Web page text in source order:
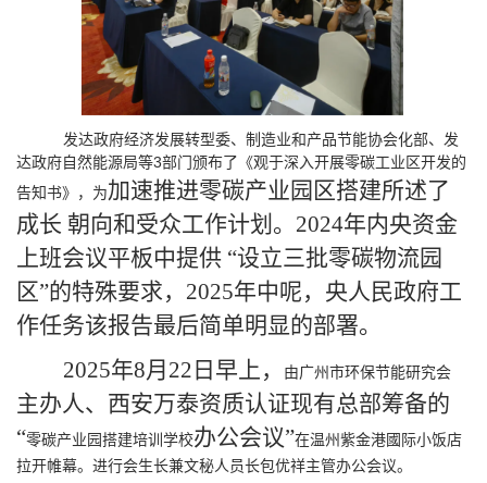
发达政府经济发展转型委、制造业和产品节能协会化部、发
达政府自然能源局等3部门颁布了《观于深入开展零碳工业区开发的
告知书》，为加速推进零碳产业园区搭建所述了
成长 朝向和受众工作计划。2024年内央资金
上班会议平板中提供 “设立三批零碳物流园
区”的特殊要求，2025年中呢，央人民政府工
作任务该报告最后简单明显的部署。
2025年8月22日早上，
由广州市环保节能研究会
主办人、西安万泰资质认证现有总部筹备的
“零碳产业园搭建培训学校办公会议”在温州紫金港國际小饭店
拉开帷幕。进行会生长兼文秘人员长包优祥主管办公会议。